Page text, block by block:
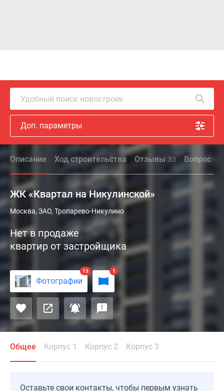
Удобный поиск новостроек
Доп. параметры
Описание Ход строительства Отзывы 33 Вопрос -
ЖК «Квартал на Никулинской»
Жилой
«Квартал
на
возведён
районе
Тропарево-
Никулино
на
территории
Москва, ЗАО, Тропарево-Никулино
Нет в продаже
квартир от застройщика
Фотографии
13 1
Общее Корпус 1 Корпус 2 Корпус 3
Оставьте свои контакты, чтобы первым узнать